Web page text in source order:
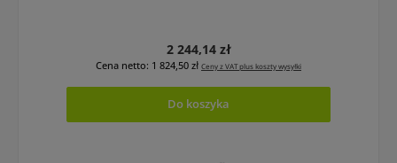
Cena regularna:
2 244,14 zł
Cena netto: 1 824,50 zł Ceny z VAT plus koszty wysyłki
Do koszyka